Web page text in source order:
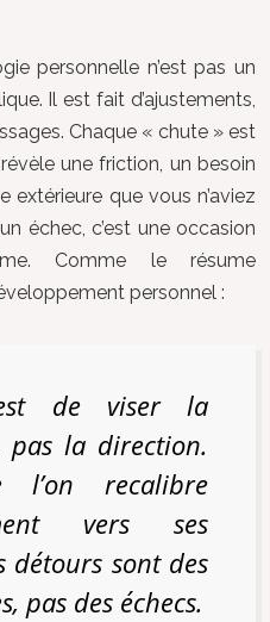
personnelle n’est pas un
Il est fait d’ajustements,
Chaque « chute » est
une friction, un besoin
que vous n’aviez
échec, c’est une occasion
Comme le résume
personnel :
de viser la
pas la direction.
l’on recalibre
vers ses
détours sont des
pas des échecs.